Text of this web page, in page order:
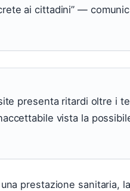
ai cittadini” —
presenta ritardi oltre i
vista la
prestazione sanitaria,